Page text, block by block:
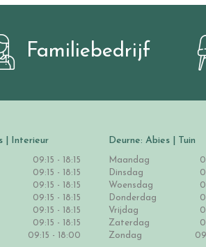
Familiebedrijf
| Interieur
09:15 - 18:15
09:15 - 18:15
09:15 - 18:15
09:15 - 18:15
09:15 - 18:15
09:15 - 18:15
09:15 - 18:00
Deurne: Abies | Tuin
Maandag
Dinsdag
Woensdag
Donderdag
Vrijdag
Zaterdag
Zondag